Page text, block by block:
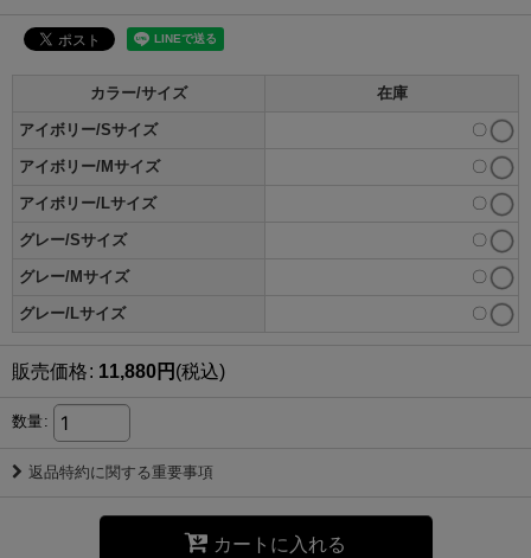
カラー/サイズ 在庫
アイボリー/Sサイズ 〇
アイボリー/Mサイズ 〇
アイボリー/Lサイズ 〇
グレー/Sサイズ 〇
グレー/Mサイズ 〇
グレー/Lサイズ 〇
販売価格: 11,880円 (税込)
数量:
返品特約に関する重要事項
カートに入れる